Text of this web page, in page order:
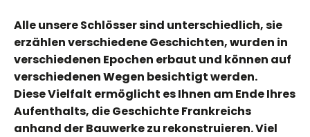
Alle unsere Schlösser sind unterschiedlich, sie
erzählen verschiedene Geschichten, wurden in
verschiedenen Epochen erbaut und können auf
verschiedenen Wegen besichtigt werden.
Diese Vielfalt ermöglicht es Ihnen am Ende Ihres
Aufenthalts, die Geschichte Frankreichs
anhand der Bauwerke zu rekonstruieren. Viel